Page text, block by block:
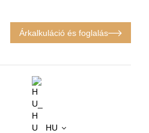
Árkalkuláció és foglalás
HU